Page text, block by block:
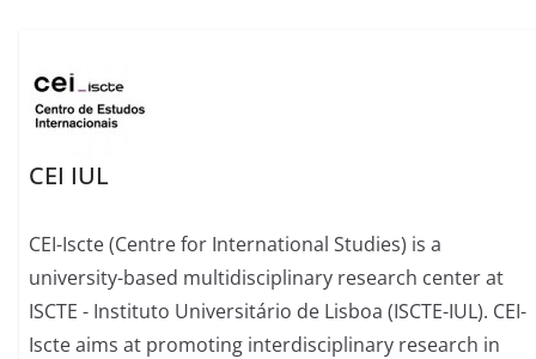
CEI IUL
CEI-Iscte (Centre for International Studies) is a
university-based multidisciplinary research center at
ISCTE - Instituto Universitário de Lisboa (ISCTE-IUL). CEI-
Iscte aims at promoting interdisciplinary research in